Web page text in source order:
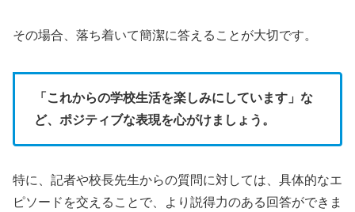
その場合、落ち着いて簡潔に答えることが大切です。
「これからの学校生活を楽しみにしています」な
ど、ポジティブな表現を心がけましょう。
特に、記者や校長先生からの質問に対しては、具体的なエ
ピソードを交えることで、より説得力のある回答ができま